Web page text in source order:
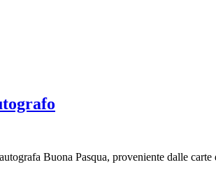
Buona Pasqua, proveniente dalle